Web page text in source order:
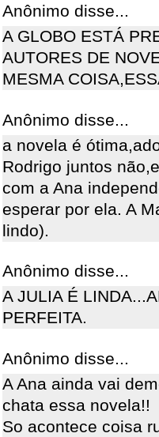
Anônimo disse...
A GLOBO ESTÁ
AUTORES DE
MESMA
Anônimo disse...
a novela é
Rodrigo juntos
com a Ana
esperar por ela. A
lindo).
Anônimo disse...
A JULIA É
PERFEITA.
Anônimo disse...
A Ana ainda vai
chata essa novela!!
So acontece coisa